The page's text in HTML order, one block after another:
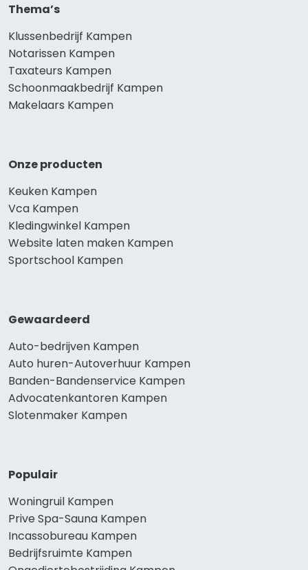
Thema’s
Klussenbedrijf Kampen
Notarissen Kampen
Taxateurs Kampen
Schoonmaakbedrijf Kampen
Makelaars Kampen
Onze producten
Keuken Kampen
Vca Kampen
Kledingwinkel Kampen
Website laten maken Kampen
Sportschool Kampen
Gewaardeerd
Auto-bedrijven Kampen
Auto huren-Autoverhuur Kampen
Banden-Bandenservice Kampen
Advocatenkantoren Kampen
Slotenmaker Kampen
Populair
Woningruil Kampen
Prive Spa-Sauna Kampen
Incassobureau Kampen
Bedrijfsruimte Kampen